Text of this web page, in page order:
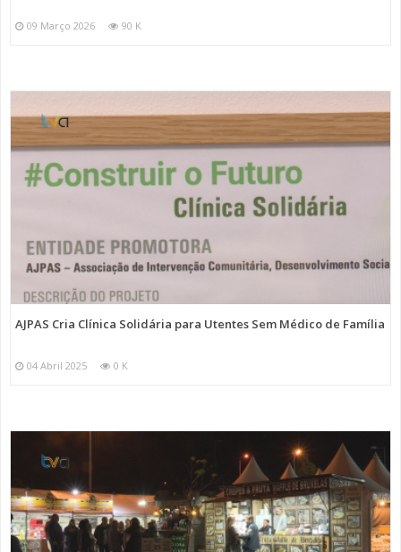
09 Março 2026 90 K
AJPAS Cria Clínica Solidária para Utentes Sem Médico de Família
04 Abril 2025 0 K